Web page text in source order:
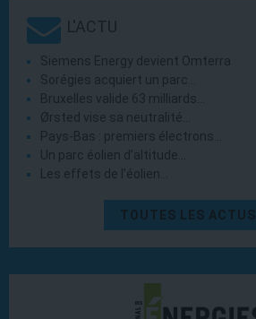
L'ACTU
Siemens Energy devient Omterra
Sorégies acquiert un parc…
Bruxelles valide 63 milliards…
Ørsted vise sa neutralité…
Pays-Bas : premiers électrons…
Un parc éolien d’altitude…
Les effets de l’éolien…
TOUTES LES ACTUS